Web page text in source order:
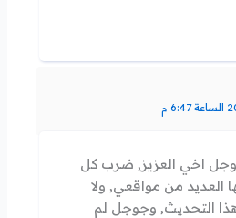
اخي العزيز, ضرب كل
العديد من مواقعي, ولا
التحديث, وجوجل لم